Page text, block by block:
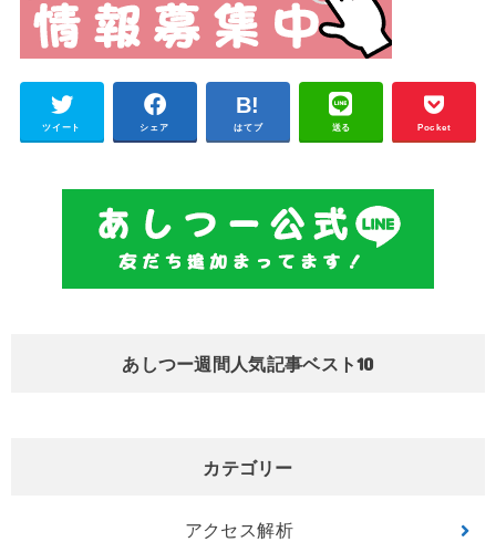
ツイート シェア はてブ 送る Pocket
あしつー週間人気記事ベスト10
カテゴリー
アクセス解析